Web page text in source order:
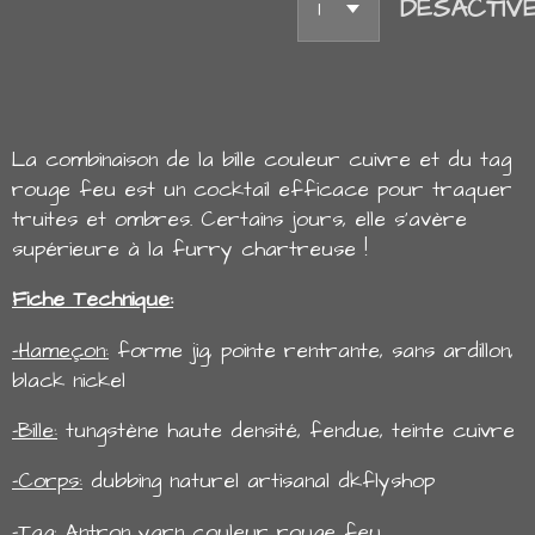
La combinaison de la bille couleur cuivre et du tag
rouge feu est un cocktail efficace pour traquer
truites et ombres. Certains jours, elle s'avère
supérieure à la furry chartreuse !
Fiche Technique:
-Hameçon: forme jig, pointe rentrante, sans ardillon,
black nickel
-Bille: tungstène haute densité, fendue, teinte cuivre
-Corps: dubbing naturel artisanal dkflyshop